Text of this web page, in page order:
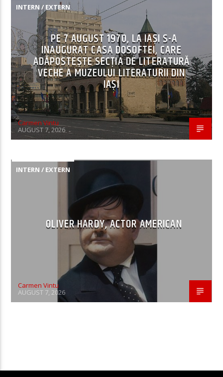
INTERN / EXTERN
PE 7 AUGUST 1970, LA IAŞI S-A
INAUGURAT CASA DOSOFTEI, CARE
ADĂPOSTEŞTE SECŢIA DE LITERATURĂ
VECHE A MUZEULUI LITERATURII DIN
IAŞI
Carmen Vintu
AUGUST 7, 2026
INTERN / EXTERN
OLIVER HARDY, ACTOR AMERICAN
Carmen Vintu
AUGUST 7, 2026